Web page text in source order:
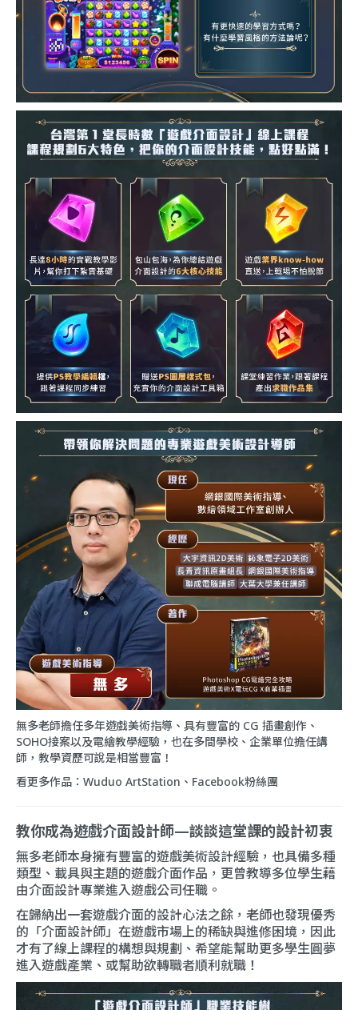
無多老師擔任多年遊戲美術指導、具有豐富的 CG 插畫創作、
SOHO接案以及電繪教學經驗，也在多間學校、企業單位擔任講
師，教學資歷可說是相當豐富！
看更多作品： Wuduo ArtStation 、 Facebook粉絲團
教你成為遊戲介面設計師—談談這堂課的設計初衷
無多老師本身擁有豐富的遊戲美術設計經驗，也具備多種
類型、載具與主題的遊戲介面作品，更曾教導多位學生藉
由介面設計專業進入遊戲公司任職。
在歸納出一套遊戲介面的設計心法之餘，老師也發現優秀
的「介面設計師」在遊戲市場上的稀缺與進修困境，因此
才有了線上課程的構想與規劃、希望能幫助更多學生圓夢
進入遊戲產業、或幫助欲轉職者順利就職！